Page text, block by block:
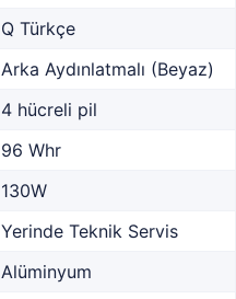
Q Türkçe
Arka Aydınlatmalı (Beyaz)
4 hücreli pil
96 Whr
130W
Yerinde Teknik Servis
Alüminyum